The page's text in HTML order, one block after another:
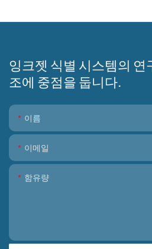
잉크젯 식별 시스템의 연
조에 중점을 둡니다.
이름
이메일
함유량